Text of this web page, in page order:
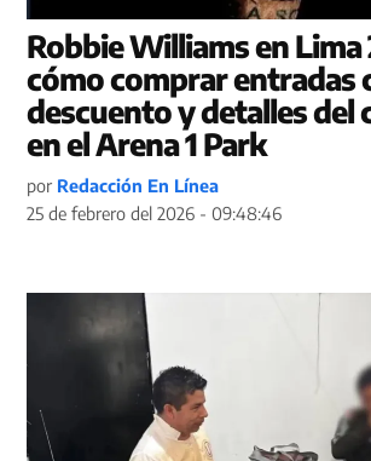
Robbie Williams en Lima
cómo comprar entradas
descuento y detalles del
en el Arena 1 Park
por Redacción En Línea
25 de febrero del 2026 - 09:48:46